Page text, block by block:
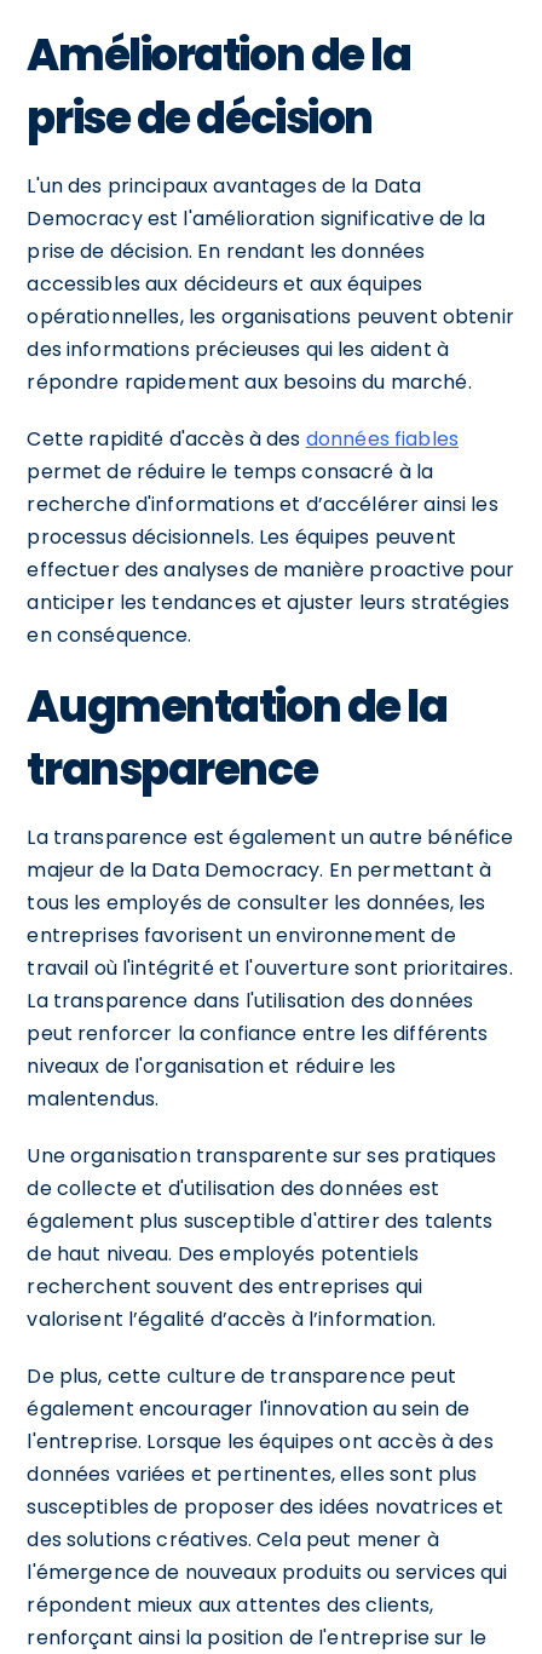
Amélioration de la
prise de décision
L'un des principaux avantages de la Data
Democracy est l'amélioration significative de la
prise de décision. En rendant les données
accessibles aux décideurs et aux équipes
opérationnelles, les organisations peuvent obtenir
des informations précieuses qui les aident à
répondre rapidement aux besoins du marché.
Cette rapidité d'accès à des données fiables
permet de réduire le temps consacré à la
recherche d'informations et d’accélérer ainsi les
processus décisionnels. Les équipes peuvent
effectuer des analyses de manière proactive pour
anticiper les tendances et ajuster leurs stratégies
en conséquence.
Augmentation de la
transparence
La transparence est également un autre bénéfice
majeur de la Data Democracy. En permettant à
tous les employés de consulter les données, les
entreprises favorisent un environnement de
travail où l'intégrité et l'ouverture sont prioritaires.
La transparence dans l'utilisation des données
peut renforcer la confiance entre les différents
niveaux de l'organisation et réduire les
malentendus.
Une organisation transparente sur ses pratiques
de collecte et d'utilisation des données est
également plus susceptible d'attirer des talents
de haut niveau. Des employés potentiels
recherchent souvent des entreprises qui
valorisent l’égalité d’accès à l’information.
De plus, cette culture de transparence peut
également encourager l'innovation au sein de
l'entreprise. Lorsque les équipes ont accès à des
données variées et pertinentes, elles sont plus
susceptibles de proposer des idées novatrices et
des solutions créatives. Cela peut mener à
l'émergence de nouveaux produits ou services qui
répondent mieux aux attentes des clients,
renforçant ainsi la position de l'entreprise sur le